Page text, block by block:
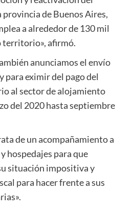
de Buenos Aires,
a alrededor de 130 mil
territorio», afirmó.
anunciamos el envío
para eximir del pago del
al sector de alojamiento
del 2020 hasta septiembre
de un acompañamiento a
hospedajes para que
situación impositiva y
para hacer frente a sus